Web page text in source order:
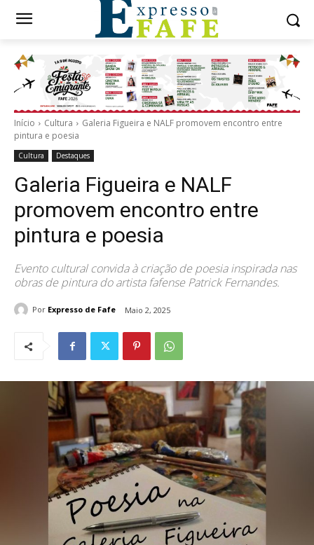
Início Cultura
Galeria Figueira e NALF promovem encontro entre
pintura e poesia
Cultura Destaques
Galeria Figueira e NALF
promovem encontro entre
pintura e poesia
Evento cultural convida à criação de poesia inspirada nas
obras de pintura do artista fafense Patrick Fernandes.
Por Expresso de Fafe Maio 2, 2025